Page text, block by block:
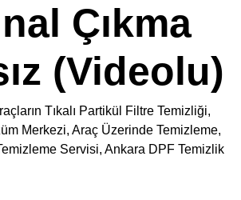
Çıkma
(Videolu)
Tıkalı Partikül Filtre Temizliği,
Merkezi, Araç Üzerinde Temizleme,
Servisi, Ankara DPF Temizlik